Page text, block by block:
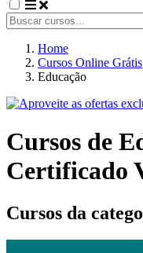
Home
Cursos Online Grátis
Educação
Cursos de
Certificado
Cursos da